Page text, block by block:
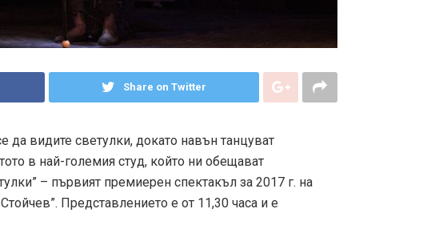
Share on Twitter
да видите светулки, докато навън танцуват
в най-големия студ, който ни обещават
– първият премиерен спектакъл за 2017 г. на
Представлението е от 11,30 часа и е